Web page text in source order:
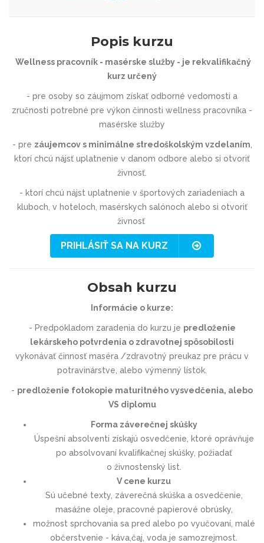
Popis kurzu
Wellness pracovník - masérske služby - je rekvalifikačný
kurz určený
- pre osoby so záujmom získať odborné vedomosti a
zručnosti potrebné pre výkon činnosti wellness pracovníka -
masérske služby
- pre záujemcov s minimálne stredoškolským vzdelaním
ktorí chcú nájsť uplatnenie v danom odbore alebo si otvoriť
živnosť.
- ktorí chcú nájst uplatnenie v športových zariadeniach a
kluboch, v hoteloch, masérskych salónoch alebo si otvoriť
živnosť
PRIHLÁSIŤ SA NA KURZ
Obsah kurzu
Informácie o kurze:
- Predpokladom zaradenia do kurzu je predloženie
lekárskeho potvrdenia o zdravotnej spôsobilosti
vykonávať činnosť maséra /zdravotný preukaz pre prácu v
potravinárstve, alebo výmenný lístok.
- predloženie fotokopie maturitného vysvedčenia, alebo
VS diplomu
Forma záverečnej skúšky
Úspešní absolventi získajú osvedčenie, ktoré oprávňuje
po absolvovaní kvalifikačnej skúšky, požiadať
o živnostenský list.
V cene kurzu
Sú učebné texty, záverečná skúška a osvedčenie,
masážne oleje, pracovné papierové obrúsky,
možnost sprchovania sa pred alebo po vyučovaní, malé
občerstvenie - káva,čaj, voda je samozrejmost.